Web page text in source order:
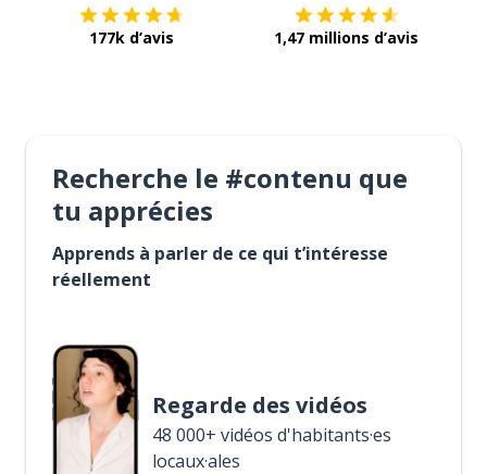
177k d’avis 1,47 millions d’avis
Recherche le #contenu que
tu apprécies
Apprends à parler de ce qui t’intéresse
réellement
Regarde des vidéos
48 000+ vidéos d'habitants·es
locaux·ales